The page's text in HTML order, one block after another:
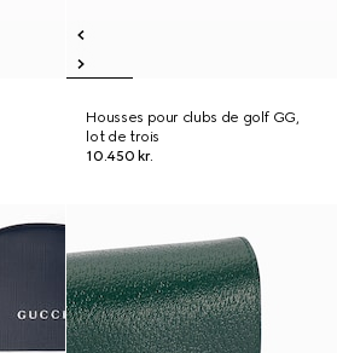
Housses pour clubs de golf GG,
lot de trois
10.450 kr.